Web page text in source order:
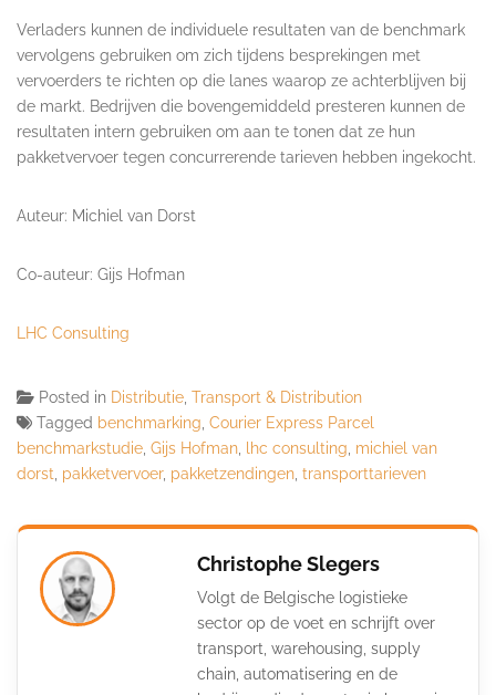
Verladers kunnen de individuele resultaten van de benchmark
vervolgens gebruiken om zich tijdens besprekingen met
vervoerders te richten op die lanes waarop ze achterblijven bij
de markt. Bedrijven die bovengemiddeld presteren kunnen de
resultaten intern gebruiken om aan te tonen dat ze hun
pakketvervoer tegen concurrerende tarieven hebben ingekocht.
Auteur: Michiel van Dorst
Co-auteur: Gijs Hofman
LHC Consulting
Posted in Distributie Transport & Distribution
Tagged benchmarking Courier Express Parcel
benchmarkstudie Gijs Hofman lhc consulting michiel van
dorst pakketvervoer, pakketzendingen transporttarieven
Christophe Slegers
Volgt de Belgische logistieke
sector op de voet en schrijft over
transport, warehousing, supply
chain, automatisering en de